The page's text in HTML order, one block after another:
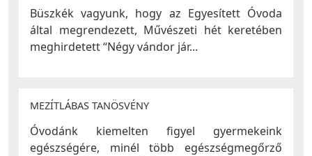
Büszkék vagyunk, hogy az Egyesített Óvoda
által megrendezett, Művészeti hét keretében
meghirdetett “Négy vándor jár...
MEZÍTLÁBAS TANÖSVÉNY
Óvodánk kiemelten figyel gyermekeink
egészségére, minél több egészségmegőrző